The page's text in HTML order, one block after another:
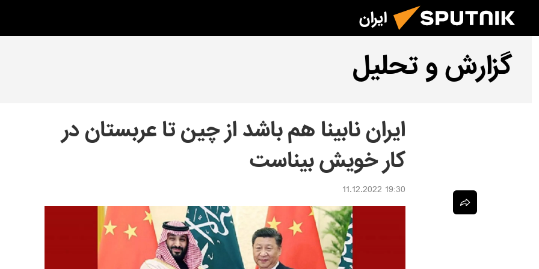
ایران
گزارش و تحلیل
ایران نابینا هم باشد از چین تا عربستان در
کار خویش بیناست
19:30 11.12.2022